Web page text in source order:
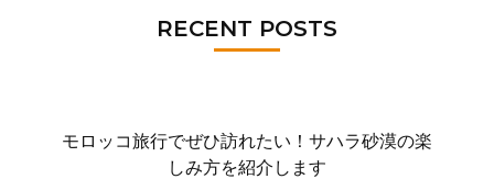
RECENT POSTS
モロッコ旅行でぜひ訪れたい！サハラ砂漠の楽
しみ方を紹介します